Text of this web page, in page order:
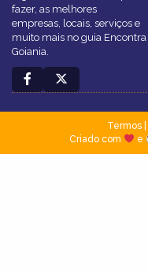
fazer, as melhores
empresas, locais, serviços e
muito mais no guia Encontra
Goiania.
Termos|
Criado com
e